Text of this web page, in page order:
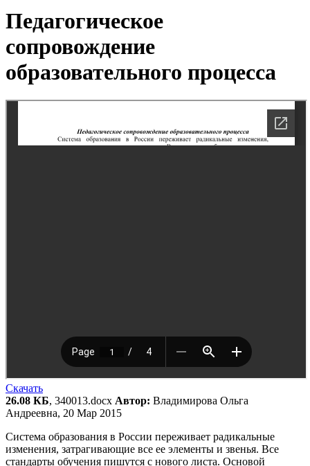
Педагогическое
сопровождение
образовательного процесса
Скачать
26.08 КБ, 340013.docx Автор: Владимирова Ольга
Андреевна, 20 Мар 2015
Система образования в России переживает радикальные
изменения, затрагивающие все ее элементы и звенья. Все
стандарты обучения пишутся с нового листа. Основой